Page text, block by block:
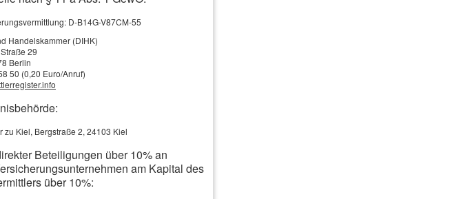
und ohne Produktbindung
analysieren lassen
uns Ihre individuelle Situation an – unverbindlich, unabhängig
D-B14G-V87CM-55
Handelskammer (DIHK)
29
Berlin
50 (0,20 Euro/Anruf)
zu Kiel, Bergstraße 2, 24103 Kiel
Beteiligungen über 10% an
am Kapital des
über 10%: